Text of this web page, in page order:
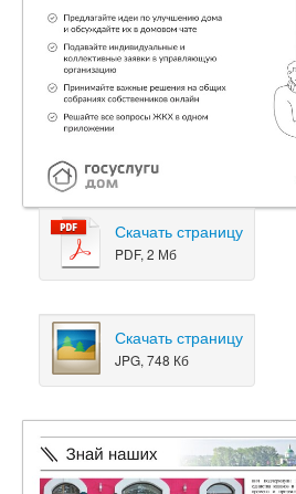
Скачать страницу
PDF, 2 Мб
Скачать страницу
JPG, 748 Кб